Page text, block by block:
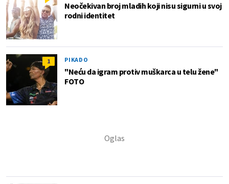
Neočekivan broj mladih koji nisu sigurni u svoj
rodni identitet
1 PIKADO
"Neću da igram protiv muškarca u telu žene"
FOTO